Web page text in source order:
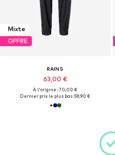
Mixte
OFFRE
RAINS
63,00 €
À l'origine : 70,00 €
Dernier prix le plus bas :59,90 €